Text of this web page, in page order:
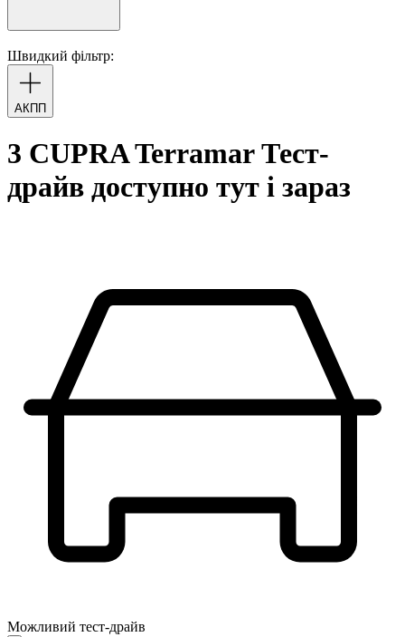
Швидкий фільтр:
АКПП
3 CUPRA Terramar Тест-
драйв доступно тут і зараз
Можливий тест-драйв